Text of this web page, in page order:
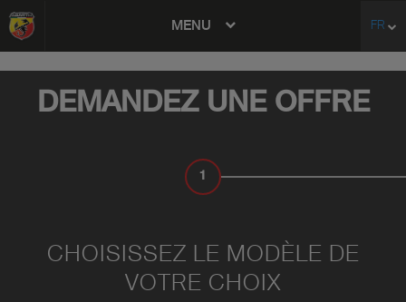
MENU FR
DEMANDEZ UNE OFFRE
1
CHOISISSEZ LE MODÈLE DE
VOTRE CHOIX